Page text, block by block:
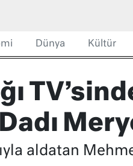
Dünya Kültür
aldatan